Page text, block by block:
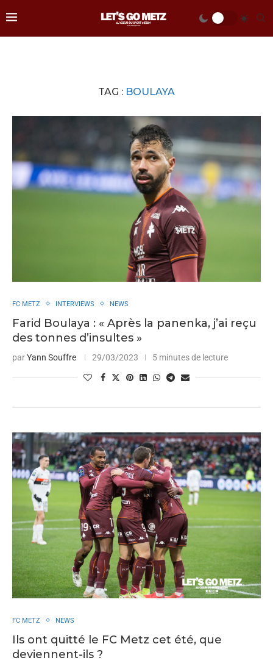
TAG : BOULAYA
FC METZ INTERVIEWS NEWS
Farid Boulaya : « Après la panenka, j’ai reçu
des tonnes d’insultes »
parYann Souffre 29/03/2023 5 minutes de lecture
FC METZ NEWS
Ils ont quitté le FC Metz cet été, que
deviennent-ils ?